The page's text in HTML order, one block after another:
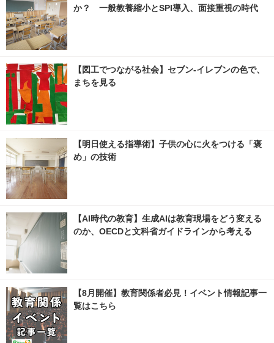
か？ 一般教養縮小とSPI導入、面接重視の時代
【図工でつながる社会】セブン‐イレブンの色で、
まちを見る
【明日使える指導術】子供の心に火をつける「褒
め」の技術
【AI時代の教育】生成AIは教育現場をどう変える
のか、OECDと文科省ガイドラインから考える
【8月開催】教育関係者必見！イベント情報記事一
覧はこちら